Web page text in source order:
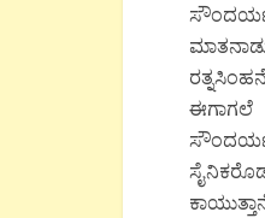
ಈಗಾಗಲೆ
ಸೌಂದರ್ಯದ